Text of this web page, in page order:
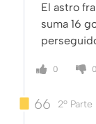
El astro
suma 16
0 0
66 2º Parte